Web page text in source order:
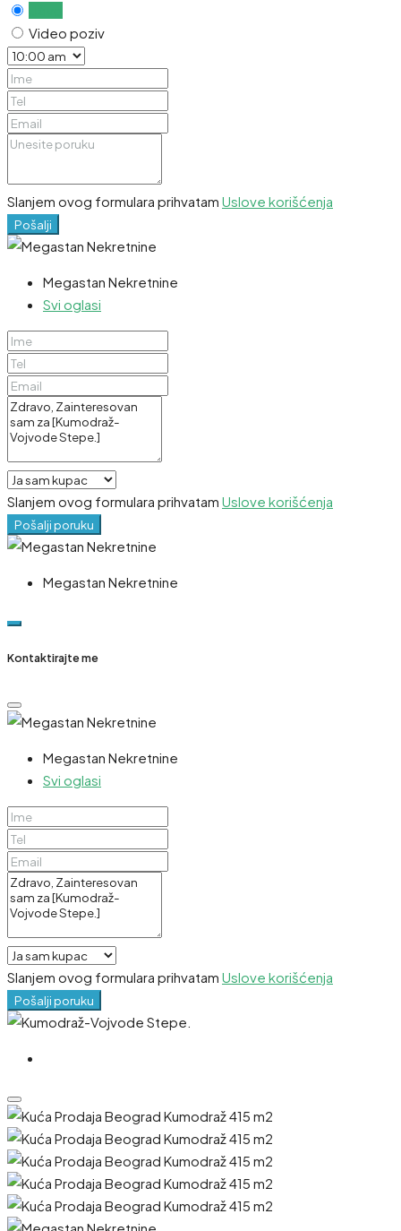
Video poziv
Slanjem ovog formulara prihvatam Uslove korišćenja
Pošalji
Megastan Nekretnine
Svi oglasi
Slanjem ovog formulara prihvatam Uslove korišćenja
Pošalji poruku
Megastan Nekretnine
Kontaktirajte me
Megastan Nekretnine
Svi oglasi
Slanjem ovog formulara prihvatam Uslove korišćenja
Pošalji poruku